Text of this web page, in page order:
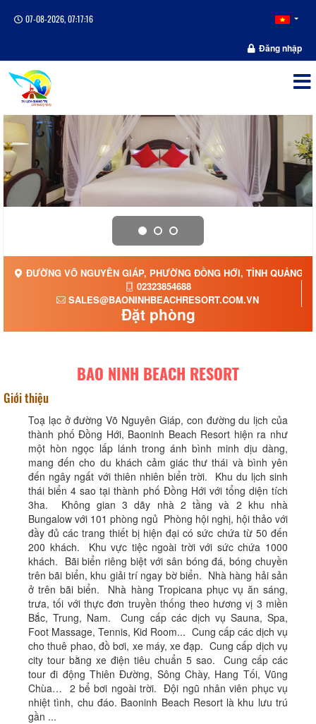
07-08-2026, 07:17:16
Đăng nhập
ĐƯỜNG VÕ NGUYÊN GIÁP, PHƯỜNG ĐỒNG HỚI, TỈNH QUẢNG
02323854688
SALES@BAONINHBEACHRESORT.COM.VN
Đặt phòng
BAO NINH BEACH RESORT
Giới thiệu
Toạ lạc ở đường Võ Nguyên Giáp, con đường du lịch của
thành phố Đồng Hới, Baoninh Beach Resort hiện ra như
một hòn ngọc lấp lánh trong ánh bình minh dịu dàng,
mang đến cho du khách cảm giác thư thái và bình yên
đến ngây ngất với thiên nhiên biển trời. Khu du lịch sinh
thái biển 4 sao tại thành phố Đồng Hới với tổng diện tích
3ha. Không gian 3 dãy nhà 2 tầng và 2 khu nhà
Bungalow với 101 phòng ngủ Phòng hội nghị, hội thảo với
đầy đủ các trang thiết bị hiện đại có sức chứa từ 50 đến
200 khách. Khu vực tiệc ngoài trời với sức chứa 1000
khách. Bãi biển riêng biệt với sân bóng đá, bóng chuyền
trên bãi biển, khu giải trí ngay bờ biển. Nhà hàng hải sản
ở trên bãi biển. Nhà hàng Tropicana phục vụ ăn sáng,
trưa, tối với thực đơn truyền thống theo hương vị 3 miền
Bắc, Trung, Nam. Cung cấp các dịch vụ Sauna, Spa,
Foot Massage, Tennis, Kid Room... Cung cấp các dịch vụ
cho thuê phao, đồ bơi, xe máy, xe đạp. Cung cấp dịch vụ
city tour bằng xe điện tiêu chuẩn 5 sao. Cung cấp các
tour đi động Thiên Đường, Sông Chày, Hang Tối, Vũng
Chùa… 2 bể bơi ngoài trời. Đội ngũ nhân viên phục vụ
nhiệt tình, chu đáo. Baoninh Beach Resort là khu lưu trú
gần ...